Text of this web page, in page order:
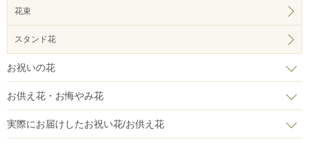
花束
スタンド花
お祝いの花
お供え花・お悔やみ花
実際にお届けしたお祝い花/お供え花